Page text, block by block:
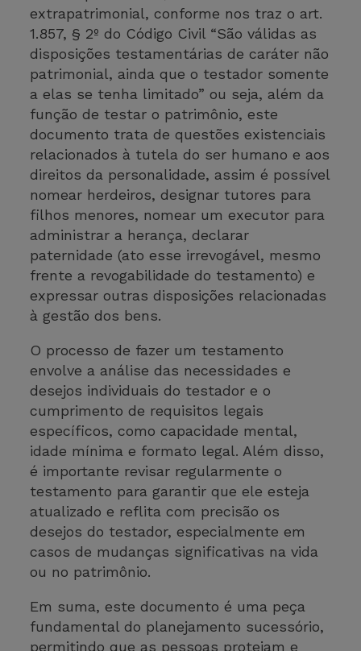
extrapatrimonial, conforme nos traz o art.
1.857, § 2º do Código Civil “São válidas as
disposições testamentárias de caráter não
patrimonial, ainda que o testador somente
a elas se tenha limitado” ou seja, além da
função de testar o patrimônio, este
documento trata de questões existenciais
relacionados à tutela do ser humano e aos
direitos da personalidade, assim é possível
nomear herdeiros, designar tutores para
filhos menores, nomear um executor para
administrar a herança, declarar
paternidade (ato esse irrevogável, mesmo
frente a revogabilidade do testamento) e
expressar outras disposições relacionadas
à gestão dos bens.
O processo de fazer um testamento
envolve a análise das necessidades e
desejos individuais do testador e o
cumprimento de requisitos legais
específicos, como capacidade mental,
idade mínima e formato legal. Além disso,
é importante revisar regularmente o
testamento para garantir que ele esteja
atualizado e reflita com precisão os
desejos do testador, especialmente em
casos de mudanças significativas na vida
ou no patrimônio.
Em suma, este documento é uma peça
fundamental do planejamento sucessório,
permitindo que as pessoas protejam e